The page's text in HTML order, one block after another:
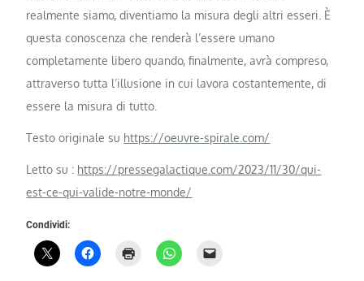
realmente siamo, diventiamo la misura degli altri esseri. È
questa conoscenza che renderà l’essere umano
completamente libero quando, finalmente, avrà compreso,
attraverso tutta l’illusione in cui lavora costantemente, di
essere la misura di tutto.
Testo originale su https://oeuvre-spirale.com/
Letto su : https://pressegalactique.com/2023/11/30/qui-
est-ce-qui-valide-notre-monde/
Condividi: